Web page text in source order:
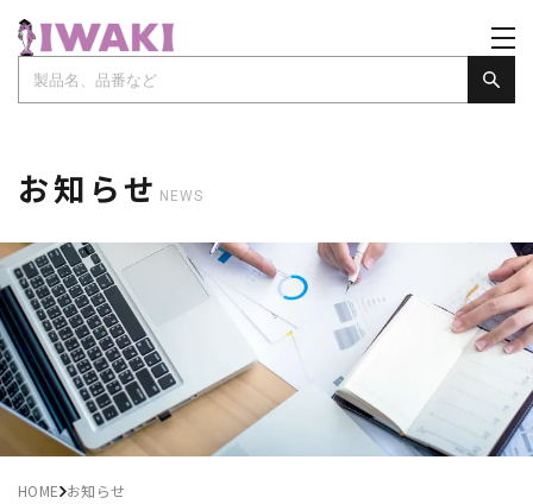
お知らせ NEWS
HOME お知らせ